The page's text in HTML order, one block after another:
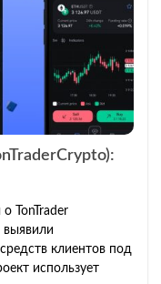
TonTrader
выявили
клиентов под
использует